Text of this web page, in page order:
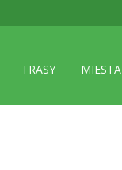
TRASY
MIESTA